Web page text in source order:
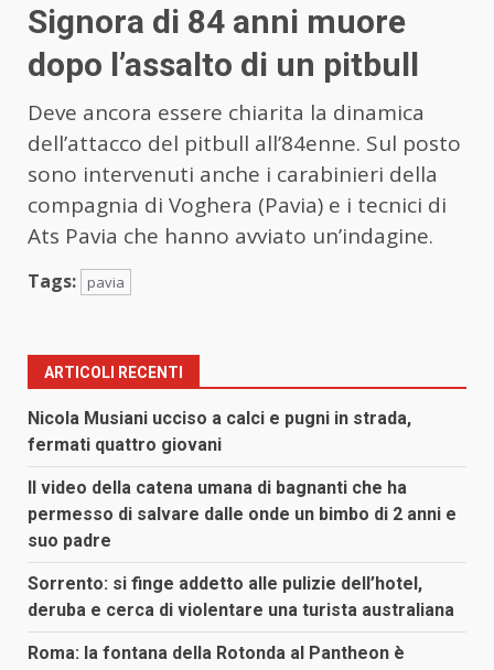
Signora di 84 anni muore
dopo l’assalto di un pitbull
Deve ancora essere chiarita la dinamica
dell’attacco del pitbull all’84enne. Sul posto
sono intervenuti anche i carabinieri della
compagnia di Voghera (Pavia) e i tecnici di
Ats Pavia che hanno avviato un’indagine.
Tags: pavia
ARTICOLI RECENTI
Nicola Musiani ucciso a calci e pugni in strada,
fermati quattro giovani
Il video della catena umana di bagnanti che ha
permesso di salvare dalle onde un bimbo di 2 anni e
suo padre
Sorrento: si finge addetto alle pulizie dell’hotel,
deruba e cerca di violentare una turista australiana
Roma: la fontana della Rotonda al Pantheon è